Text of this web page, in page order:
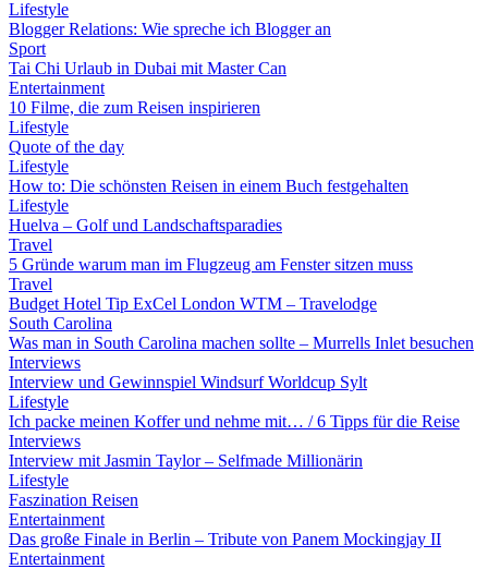
Lifestyle
Blogger Relations: Wie spreche ich Blogger an
Sport
Tai Chi Urlaub in Dubai mit Master Can
Entertainment
10 Filme, die zum Reisen inspirieren
Lifestyle
Quote of the day
Lifestyle
How to: Die schönsten Reisen in einem Buch festgehalten
Lifestyle
Huelva – Golf und Landschaftsparadies
Travel
5 Gründe warum man im Flugzeug am Fenster sitzen muss
Travel
Budget Hotel Tip ExCel London WTM – Travelodge
South Carolina
Was man in South Carolina machen sollte – Murrells Inlet besuchen
Interviews
Interview und Gewinnspiel Windsurf Worldcup Sylt
Lifestyle
Ich packe meinen Koffer und nehme mit… / 6 Tipps für die Reise
Interviews
Interview mit Jasmin Taylor – Selfmade Millionärin
Lifestyle
Faszination Reisen
Entertainment
Das große Finale in Berlin – Tribute von Panem Mockingjay II
Entertainment